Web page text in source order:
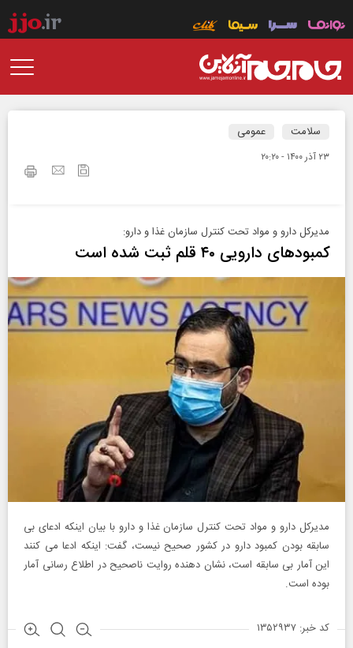
سلامت عمومی
۲۳ آذر ۱۴۰۰ - ۲۰:۲۰
مدیرکل دارو و مواد تحت کنترل سازمان غذا و دارو:
کمبودهای دارویی ۴۰ قلم ثبت شده است
مدیرکل دارو و مواد تحت کنترل سازمان غذا و دارو با بیان اینکه ادعای بی
سابقه بودن کمبود دارو در کشور صحیح نیست، گفت: اینکه ادعا می کنند
این آمار بی سابقه است، نشان دهنده روایت ناصحیح در اطلاع رسانی آمار
بوده است.
کد خبر: ۱۳۵۲۹۳۷